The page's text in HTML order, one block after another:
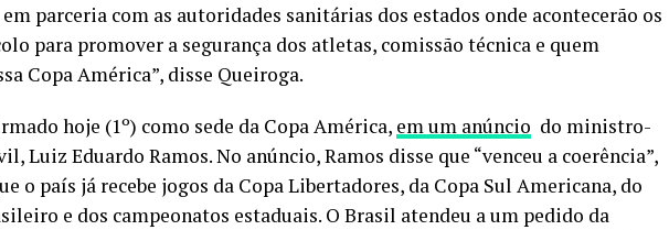
parceria com as autoridades sanitárias dos estados onde acontecerão os
para promover a segurança dos atletas, comissão técnica e quem
Copa América”, disse Queiroga.
hoje (1º) como sede da Copa América, em um anúncio do ministro-
Luiz Eduardo Ramos. No anúncio, Ramos disse que “venceu a coerência”,
o país já recebe jogos da Copa Libertadores, da Copa Sul Americana, do
e dos campeonatos estaduais. O Brasil atendeu a um pedido da